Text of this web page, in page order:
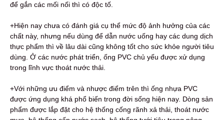
để gắn các mối nối thì có độc tố.
+Hiện nay chưa có đánh giá cụ thể mức độ ảnh hưởng của các
chất này, nhưng nếu dùng để dẫn nước uống hay các dung dịch
thực phẩm thì về lâu dài cũng không tốt cho sức khỏe người tiêu
dùng. Ở các nước phát triển, ống PVC chủ yếu được xử dụng
trong lĩnh vực thoát nước thải.
+Với những ưu điểm và nhược điểm trên thì ống nhựa PVC
được ứng dụng khá phổ biến trong đời sống hiện nay. Dòng sản
phẩm được lắp đặt cho hệ thống cống rãnh xả thải, thoát nước